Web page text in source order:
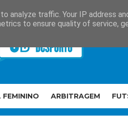
FEMININO ARBITRAGEM
analyze traffic. Your IP address
to ensure quality of service,